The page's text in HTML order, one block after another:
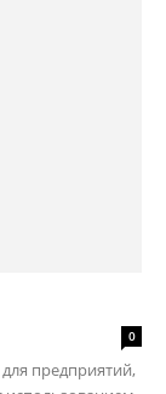
0
предприятий,